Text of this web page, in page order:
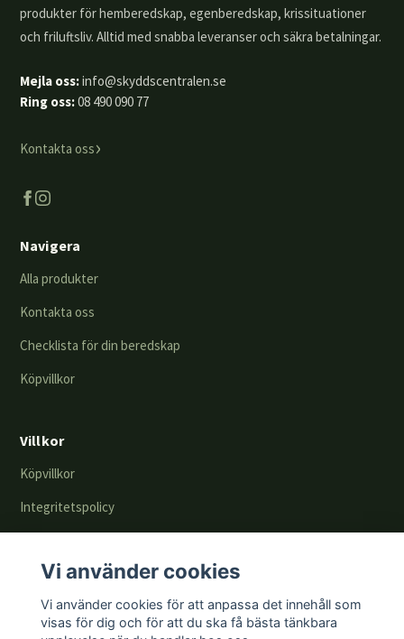
produkter för hemberedskap, egenberedskap, krissituationer
och friluftsliv. Alltid med snabba leveranser och säkra betalningar.
Mejla oss:info@skyddscentralen.se
Ring oss:08 490 090 77
Kontakta oss›
Navigera
Alla produkter
Kontakta oss
Checklista för din beredskap
Köpvillkor
Villkor
Köpvillkor
Integritetspolicy
En del av
Vi använder cookies
Vi använder cookies för att anpassa det innehåll som
visas för dig och för att du ska få bästa tänkbara